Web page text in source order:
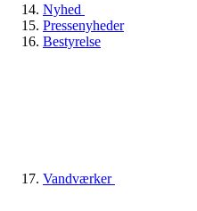
Nyhed
Pressenyheder
Bestyrelse
Vandværker